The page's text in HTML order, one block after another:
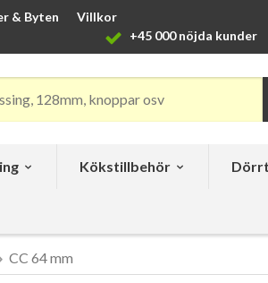
& Byten
Villkor
+45 000 nöjda kunder
Kökstillbehör
CC 64 mm